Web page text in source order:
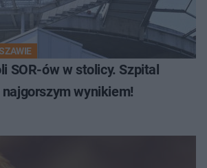
SOR-ów w stolicy. Szpital
najgorszym wynikiem!